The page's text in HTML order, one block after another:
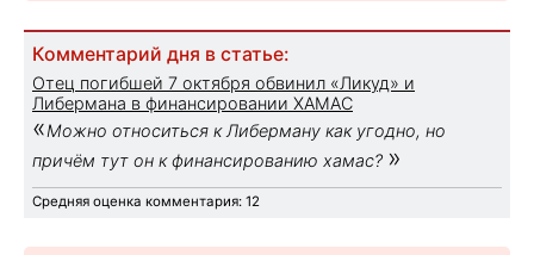
Комментарий дня в статье:
Отец погибшей 7 октября обвинил «Ликуд» и
Либермана в финансировании ХАМАС
«Можно относиться к Либерману как угодно, но
причём тут он к финансированию хамас? »
Средняя оценка комментария: 12